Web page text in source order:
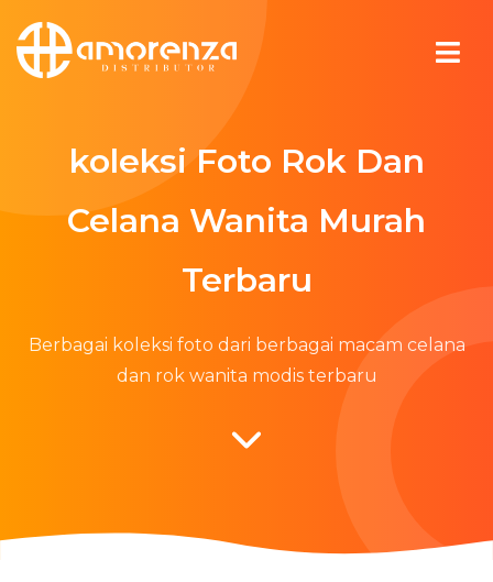
koleksi Foto Rok Dan
Celana Wanita Murah
Terbaru
Berbagai koleksi foto dari berbagai macam celana
dan rok wanita modis terbaru